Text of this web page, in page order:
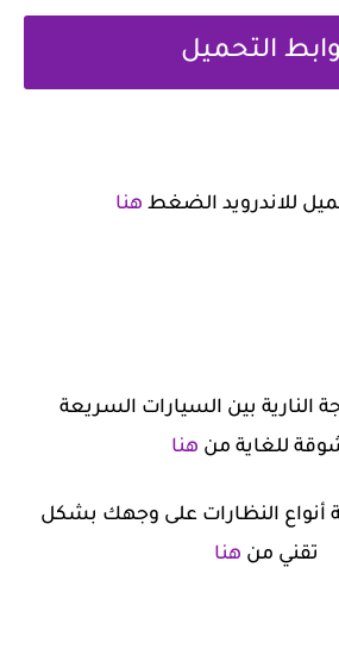
التحميل
للاندرويد الضغط هنا
النارية بين السيارات السريعة
للغاية من هنا
أنواع النظارات على وجهك بشكل
تقني من هنا